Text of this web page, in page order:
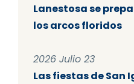
Lanestosa se
los arcos floridos
2026 Julio 23
Las fiestas de San